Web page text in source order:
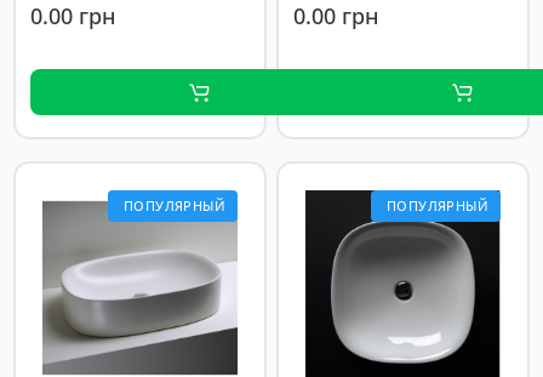
0.00 грн 0.00 грн
ПОПУЛЯРНЫЙ ПОПУЛЯРНЫЙ